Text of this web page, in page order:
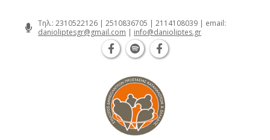
Τηλ.: 2310522126 | 2510836705 | 2114108039 | email:
danioliptesgr@gmail.com | info@danioliptes.gr